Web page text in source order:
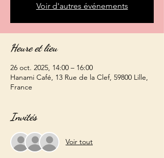
Voir d'autres événements
Heure et lieu
26 oct. 2025, 14:00 – 16:00
Hanami Café, 13 Rue de la Clef, 59800 Lille,
France
Invités
Voir tout